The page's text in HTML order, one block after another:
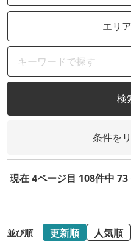
エリ
検
条件を
現在 4ページ目 108件中
並び順 更新順 人気順